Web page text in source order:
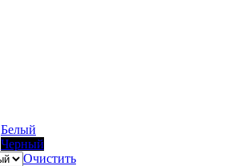
Белый
Черный
Очистить